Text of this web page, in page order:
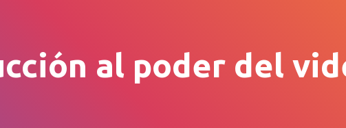
al poder del